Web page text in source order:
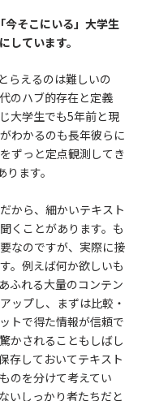
そこにいる」 大学生
しています。
らえるのは難しいの
のハブ的存在と定義
大学生でも5年前と現
わかるのも長年彼らに
ずっと定点観測してき
ます。
から、細かいテキスト
くことがあります。も
なのですが、実際に接
。例えば何か欲しいも
ふれる大量のコンテン
ップし、まずは比較・
トで得た情報が信頼で
かされることもしばし
存しておいてテキスト
のを分けて考えてい
いしっかり者たちだと